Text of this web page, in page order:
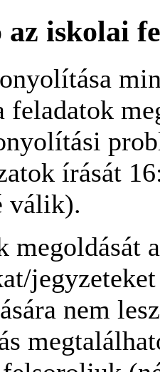
az iskolai
feladatok
írását
válik).
megoldását
nem